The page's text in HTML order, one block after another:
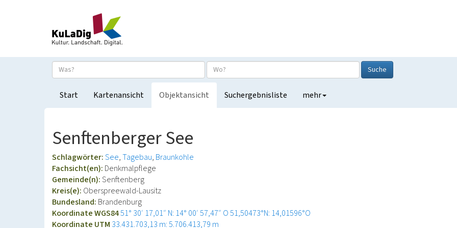
Suche
Start Kartenansicht Objektansicht Suchergebnisliste mehr
Senftenberger See
Schlagwörter:See Tagebau Braunkohle
Fachsicht(en): Denkmalpflege
Gemeinde(n):Senftenberg
Kreis(e): Oberspreewald-Lausitz
Bundesland: Brandenburg
Koordinate WGS8451° 30′ 17,01″ N: 14° 00′ 57,47″ O51,50473°N: 14,01596°O
Koordinate UTM 33.431.703,13 m: 5.706.413,79 m